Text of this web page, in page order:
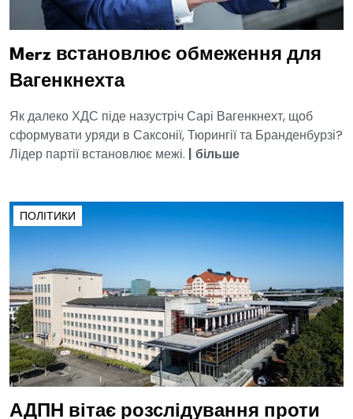
Merz встановлює обмеження для
Вагенкнехта
Як далеко ХДС піде назустріч Сарі Вагенкнехт, щоб
сформувати уряди в Саксонії, Тюрингії та Бранденбурзі?
Лідер партії встановлює межі. | більше
ПОЛІТИКИ
АДПН вітає розслідування проти